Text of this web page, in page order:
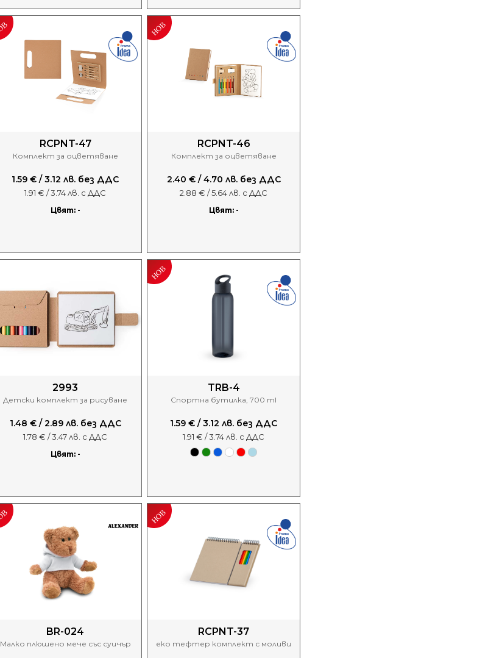
RCPNT-47
Комплект за оцветяване
1.59 € / 3.12 лв. без ДДС
1.91 € / 3.74 лв. с ДДС
Цвят: -
RCPNT-46
Комплект за оцветяване
2.40 € / 4.70 лв. без ДДС
2.88 € / 5.64 лв. с ДДС
Цвят: -
2993
Детски комплект за рисуване
1.48 € / 2.89 лв. без ДДС
1.78 € / 3.47 лв. с ДДС
Цвят: -
TRB-4
Спортна бутилка, 700 ml
1.59 € / 3.12 лв. без ДДС
1.91 € / 3.74 лв. с ДДС
BR-024
Малко плюшено мече със суичър
RCPNT-37
еко тефтер комплект с моливи